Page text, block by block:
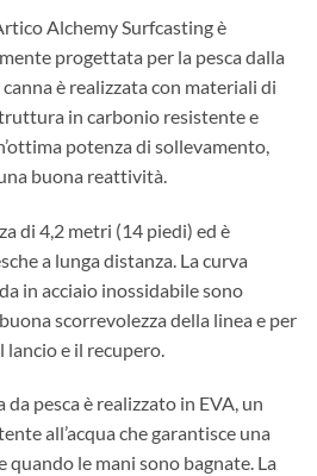
Alchemy Surfcasting è
progettata per la pesca dalla
è realizzata con materiali di
in carbonio resistente e
potenza di sollevamento,
buona reattività.
di 4,2 metri (14 piedi) ed è
a lunga distanza. La curva
in acciaio inossidabile sono
scorrevolezza della linea e per
e il recupero.
pesca è realizzato in EVA, un
all’acqua che garantisce una
quando le mani sono bagnate. La